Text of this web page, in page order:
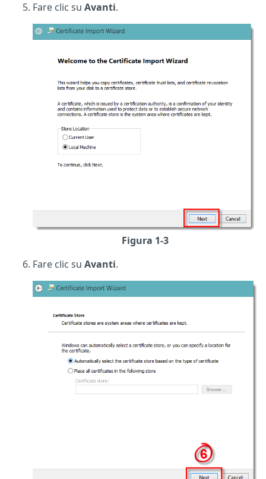
Fare clic su Avanti.
Figura 1-3
Fare clic su Avanti.